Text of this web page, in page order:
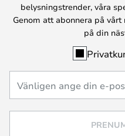
belysningstrender, våra
Genom att abonnera på vårt
på din